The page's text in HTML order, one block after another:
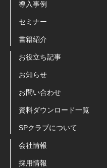
導入事例
セミナー
書籍紹介
お役立ち記事
お知らせ
お問い合わせ
資料ダウンロード一覧
SPクラブについて
会社情報
採用情報